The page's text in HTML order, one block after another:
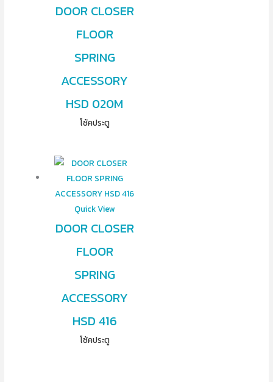
DOOR CLOSER
FLOOR
SPRING
ACCESSORY
HSD 020M
โช้คประตู
Quick View
DOOR CLOSER
FLOOR
SPRING
ACCESSORY
HSD 416
โช้คประตู